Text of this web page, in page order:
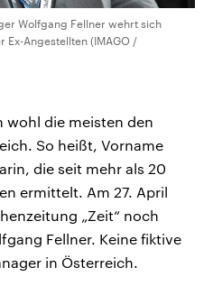
Wolfgang Fellner wehrt sich
Angestellten (IMAGO /
wohl die meisten den
So heißt, Vorname
die seit mehr als 20
ermittelt. Am 27. April
„Zeit“ noch
Fellner. Keine fiktive
in Österreich.